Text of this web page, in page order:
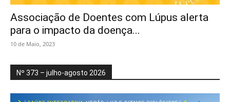
Associação de Doentes com Lúpus alerta
para o impacto da doença...
10 de Maio, 2023
Nº 373 – julho-agosto 2026